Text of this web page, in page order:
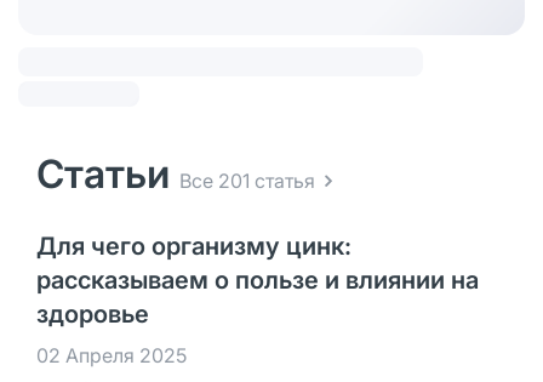
Статьи Все 201 статья
Для чего организму цинк:
рассказываем о пользе и влиянии на
здоровье
02 Апреля 2025